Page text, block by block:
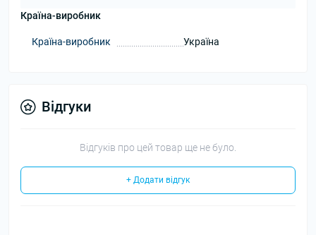
Країна-виробник
Країна-виробник Україна
Відгуки
Відгуків про цей товар ще не було.
+ Додати відгук